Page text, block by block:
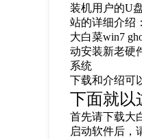
装机用户的U
站的详细介绍
大白菜win7
动安装新老硬
系统
下载和介绍可
下面就以
首先请下载大
启动软件后，